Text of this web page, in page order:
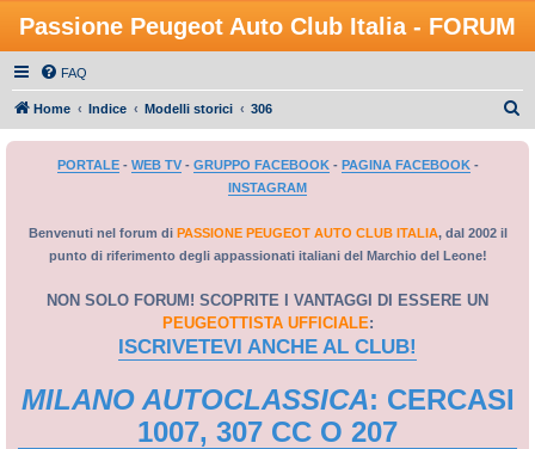
Passione Peugeot Auto Club Italia - FORUM
FAQ
Home Indice Modelli storici 306
PORTALE- WEB TV- GRUPPO FACEBOOK- PAGINA FACEBOOK-
INSTAGRAM
Benvenuti nel forum di PASSIONE PEUGEOT AUTO CLUB ITALIA, dal 2002 il
punto di riferimento degli appassionati italiani del Marchio del Leone!
NON SOLO FORUM! SCOPRITE I VANTAGGI DI ESSERE UN
PEUGEOTTISTA UFFICIALE:
ISCRIVETEVI ANCHE AL CLUB!
MILANO AUTOCLASSICA: CERCASI
1007, 307 CC O 207